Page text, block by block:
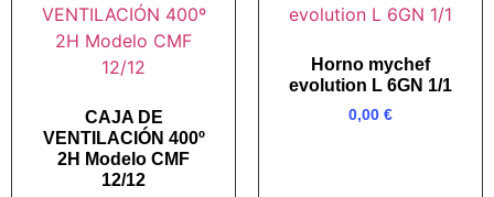
CAJA DE
VENTILACIÓN 400º
2H Modelo CMF
12/12
Horno mychef
evolution L 6GN 1/1
0,00 €